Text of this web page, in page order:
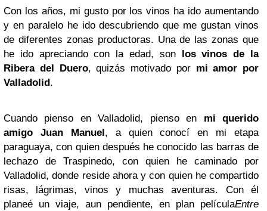
Con los años, mi gusto por los vinos ha ido aumentando
y en paralelo he ido descubriendo que me gustan vinos
de diferentes zonas productoras. Una de las zonas que
he ido apreciando con la edad, son
los vinos de la
Ribera del Duero, quizás motivado por mi amor por
Valladolid .
Cuando pienso en Valladolid, pienso en mi querido
amigo Juan Manuel , a quien conocí en mi etapa
paraguaya, con quien después he conocido las barras de
lechazo de Traspinedo, con quien he caminado por
Valladolid, donde reside ahora y con quien he compartido
risas, lágrimas, vinos y muchas aventuras. Con él
planeé un viaje, aun pendiente, en plan películaEntre